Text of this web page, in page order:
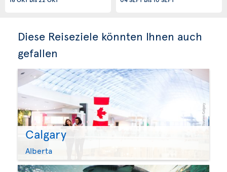
Diese Reiseziele könnten Ihnen auch
gefallen
Calgary
Alberta